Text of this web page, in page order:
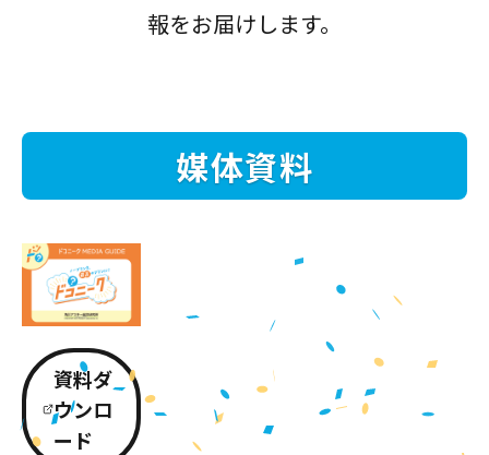
報をお届けします。
媒体資料
資料ダ
ウンロ
ード